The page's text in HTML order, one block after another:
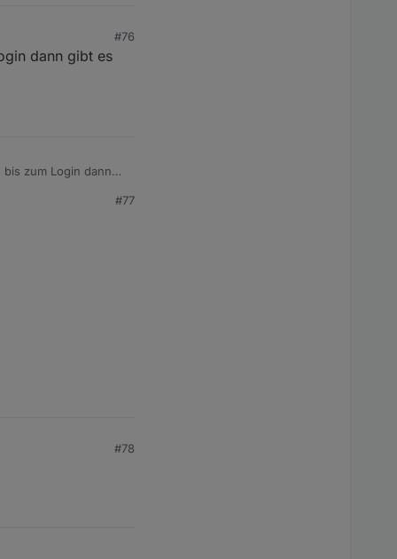
#76
dann gibt es
zum Login dann
#77
#78